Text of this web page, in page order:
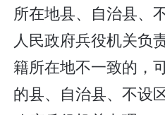
所在地县、自治县、
人民政府兵役机关负
籍所在地不一致的，
的县、自治县、不设